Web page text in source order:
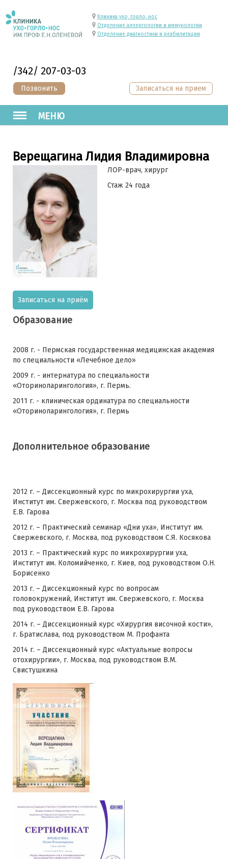
/342/ 207-03-03
Позвонить
Клиника ухо, горло, нос
Отделение аллергологии и иммунологии
Отделение диагностики и реабилитации
МЕНЮ
Записаться на прием
Верещагина Лидия Владимировна
ЛОР-врач, хирург
Стаж 24 года
Записаться на приём
Образование
2008 г. - Пермская государственная медицинская академия
по специальности «Лечебное дело»
2009 г. - интернатура по специальности
«Оториноларингология», г. Пермь.
2011 г. - клиническая ординатура по специальности
«Оториноларингология», г. Пермь
Дополнительное образование
2012 г. – Диссекционный курс по микрохирургии уха,
Институт им. Свержевского, г. Москва под руководством
Е.В. Гарова
2012 г. – Практический семинар «Дни уха», Институт им.
Свержевского, г. Москва, под руководством С.Я. Косякова
2013 г. – Практический курс по микрохирургии уха,
Институт им. Коломийченко, г. Киев, под руководством О.Н.
Борисенко
2013 г. – Диссекционный курс по вопросам
головокружений, Институт им. Свержевского, г. Москва
под руководством Е.В. Гарова
2014 г. – Диссекционный курс «Хирургия височной кости»,
г. Братислава, под руководством М. Профанта
2014 г. – Диссекционный курс «Актуальные вопросы
отохирургии», г. Москва, под руководством В.М.
Свистушкина